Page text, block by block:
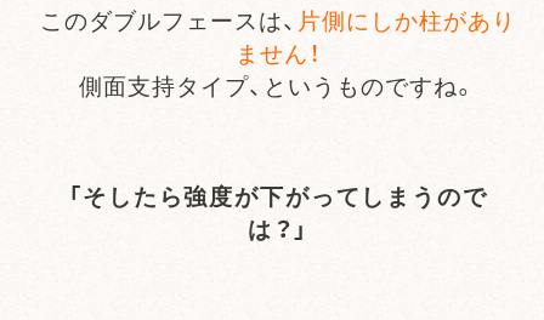
このダブルフェースは、 片側にしか柱があり
ません！
側面支持タイプ、というものですね。
「そしたら強度が下がってしまうので
は？」